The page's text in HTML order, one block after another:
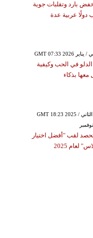
بارد وتقلبات جوية
عربية عدة
في الحب وكيفية
معها بذكاء
GMT 18:23 2025 الخميس ,27 تشرين الثاني /
نوفمبر
سبورتاج 2026 تحصد لقب "أفضل اختيار
لعام 2025